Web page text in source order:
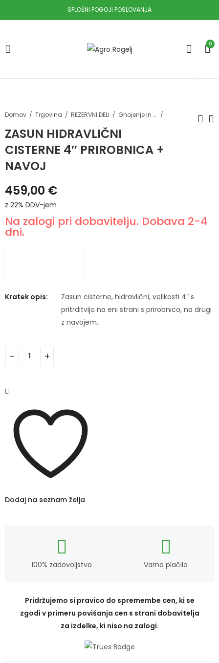
SPLOŠNI POGOJI POSLOVANJA
0
Domov Trgovina REZERVNI DELI Gnojenje in namakanje
ZASUN HIDRAVLIČNI
CISTERNE 4″ PRIROBNICA +
NAVOJ
ZASUN CISTERNE 5"
ZASUN HIDRAVLIČNI
459,00 €
z 22% DDV-jem
Na zalogi pri dobavitelju. Dobava 2-4
dni.
Kratek opis:
Zasun cisterne, hidravlični, velikosti 4″ s
pritrditvijo na eni strani s prirobnico, na drugi
z navojem.
Dodaj na seznam želja
100% zadovoljstvo Varno plačilo
Pridržujemo si pravico do spremembe cen, ki se
zgodi v primeru povišanja cen s strani dobavitelja
za izdelke, ki niso na zalogi.